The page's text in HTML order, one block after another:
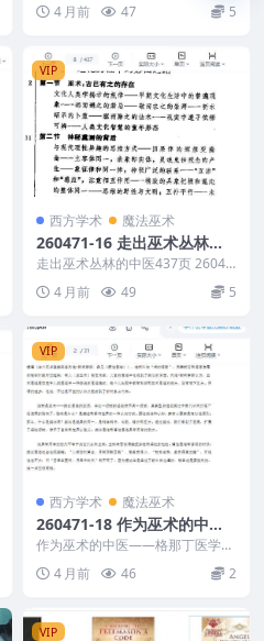
4 月前 47 5
VIP
西方学术 魔法巫术
260471-16 走出巫术丛林的
中医437页
走出巫术丛林的中医437页 26047
4 月前 49 5
VIP
西方学术 魔法巫术
260471-18 作为巫术的中医
——格那丁医学文选31页
作为巫术的中医——格那丁医学文
4 月前 46 2
VIP